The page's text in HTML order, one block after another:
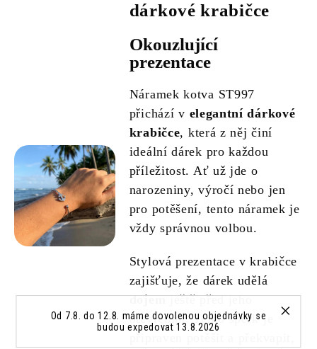
Od 7.8. do 12.8. máme dovolenou objednávky se
budou expedovat 13.8.2026
dárkové krabičce
Okouzlující
prezentace
Náramek kotva ST997
přichází v elegantní dárkové
krabičce, která z něj činí
ideální dárek pro každou
příležitost. Ať už jde o
narozeniny, výročí nebo jen
pro potěšení, tento náramek je
vždy správnou volbou.
Stylová prezentace v krabičce
zajišťuje, že dárek udělá
dojemještě před jeho
otevřením. Tento šperk je